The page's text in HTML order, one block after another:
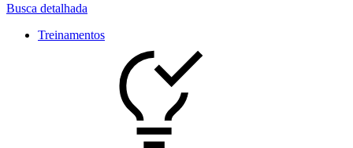
Busca detalhada
Treinamentos